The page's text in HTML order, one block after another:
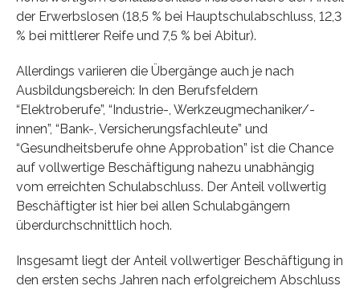
der Erwerbslosen (18,5 % bei Hauptschulabschluss, 12,3
% bei mittlerer Reife und 7,5 % bei Abitur).
Allerdings variieren die Übergänge auch je nach
Ausbildungsbereich: In den Berufsfeldern
“Elektroberufe”, “Industrie-, Werkzeugmechaniker/-
innen”, “Bank-, Versicherungsfachleute” und
“Gesundheitsberufe ohne Approbation” ist die Chance
auf vollwertige Beschäftigung nahezu unabhängig
vom erreichten Schulabschluss. Der Anteil vollwertig
Beschäftigter ist hier bei allen Schulabgängern
überdurchschnittlich hoch.
Insgesamt liegt der Anteil vollwertiger Beschäftigung in
den ersten sechs Jahren nach erfolgreichem Abschluss